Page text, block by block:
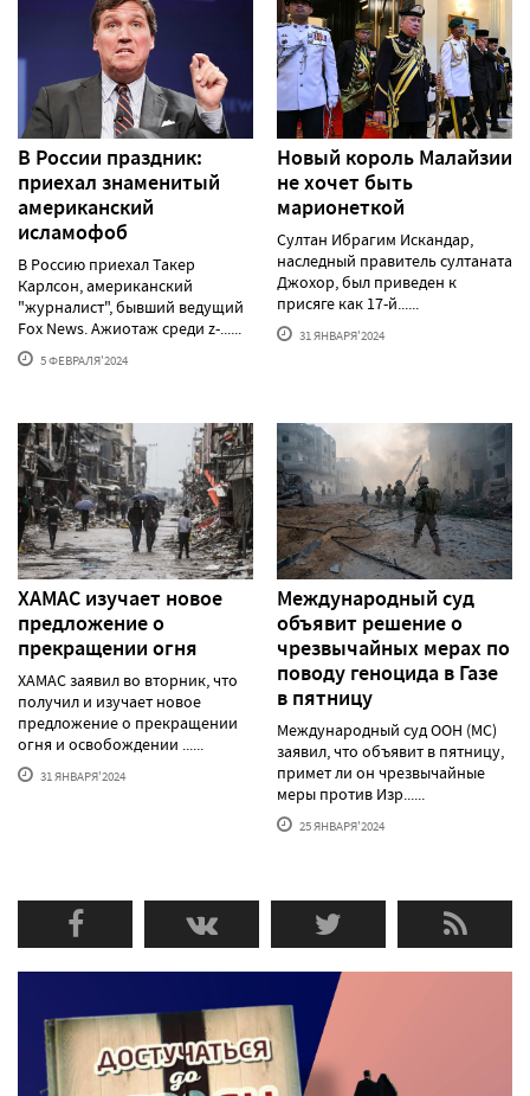
В России праздник:
приехал знаменитый
американский
исламофоб
В Россию приехал Такер
Карлсон, американский
"журналист", бывший ведущий
Fox News. Ажиотаж среди z-......
5 ФЕВРАЛЯ'2024
Новый король Малайзии
не хочет быть
марионеткой
Султан Ибрагим Искандар,
наследный правитель султаната
Джохор, был приведен к
присяге как 17-й......
31 ЯНВАРЯ'2024
ХАМАС изучает новое
предложение о
прекращении огня
ХАМАС заявил во вторник, что
получил и изучает новое
предложение о прекращении
огня и освобождении ......
31 ЯНВАРЯ'2024
Международный суд
объявит решение о
чрезвычайных мерах по
поводу геноцида в Газе
в пятницу
Международный суд ООН (МС)
заявил, что объявит в пятницу,
примет ли он чрезвычайные
меры против Изр......
25 ЯНВАРЯ'2024